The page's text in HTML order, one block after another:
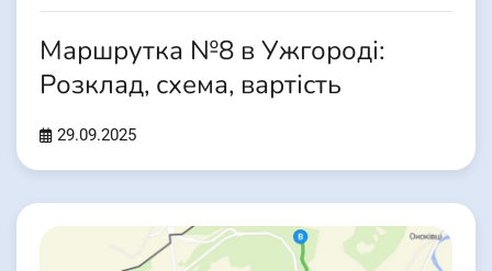
Маршрутка №8 в Ужгороді:
Розклад, схема, вартість
29.09.2025